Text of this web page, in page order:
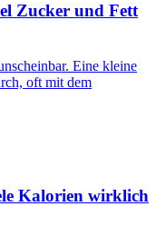
Zucker und Fett
Eine kleine
oft mit dem
Kalorien wirklich